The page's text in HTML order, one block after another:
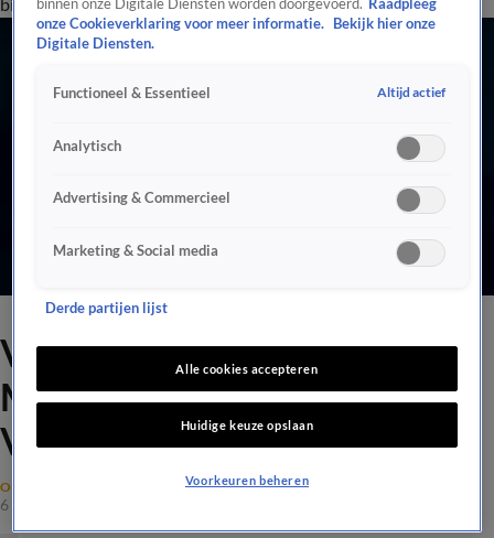
Vrijdagavond muziek van
Mell & Vintage Future bij
Vandaag Inside
OPTREDENS
6 okt 2023, 11:13
binnen onze Digitale Diensten worden doorgevoerd. Raadpleeg
onze Cookieverklaring voor meer informatie.
Bekijk hier onze
Digitale Diensten.
Functioneel & Essentieel Altijd actief
Analytisch
Advertising & Commercieel
Marketing & Social media
Derde partijen lijst
Alle cookies accepteren
Huidige keuze opslaan
Voorkeuren beheren